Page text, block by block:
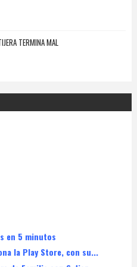
TERMINA MAL
en 5 minutos
la Play Store, con su...